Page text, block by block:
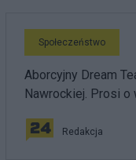
Społeczeństwo
Aborcyjny Dream
Nawrockiej. Prosi o
Redakcja